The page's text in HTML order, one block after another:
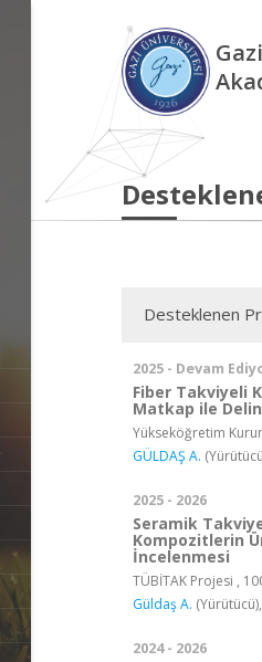
Desteklenen
2025 - Devam
Fiber Takviyeli
Matkap ile
Yükseköğretim
GÜLDAŞ A.
2025 - 2026
Seramik
Kompozitlerin
İncelenmesi
TÜBİTAK Projesi ,
Güldaş A. (Yürütücü),
2024 - 2026